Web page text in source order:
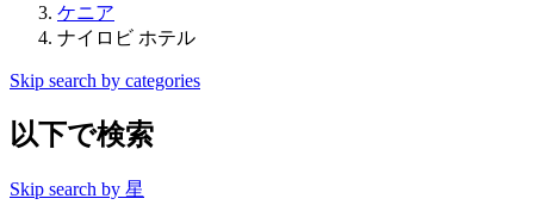
ケニア
ナイロビ ホテル
Skip search by categories
以下で検索
Skip search by 星